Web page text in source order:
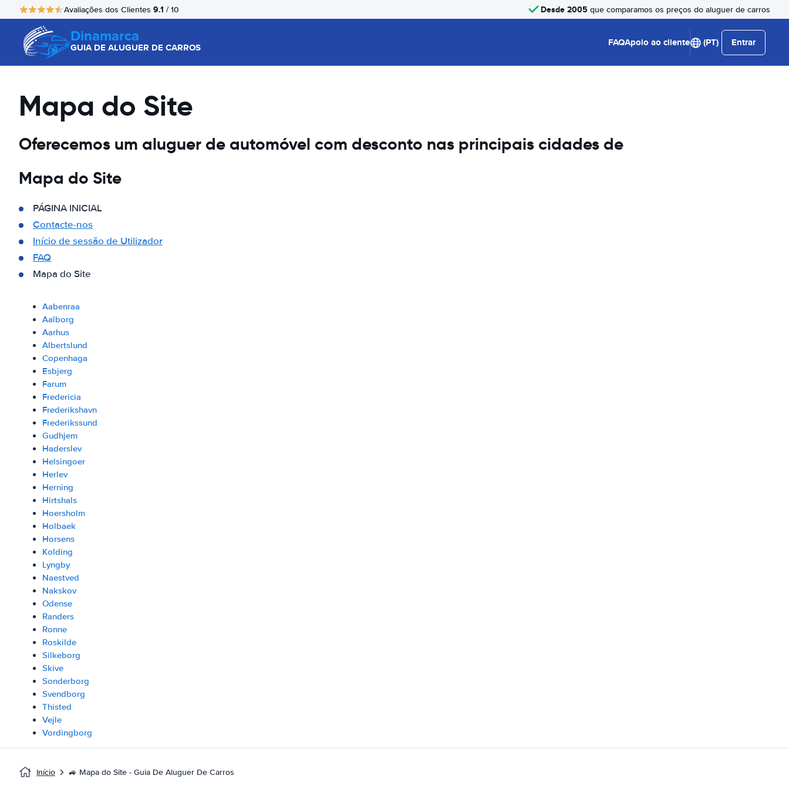
Avaliações dos Clientes 9.1 / 10 Desde 2005 que comparamos os preços do aluguer de carros
Dinamarca
GUIA DE ALUGUER DE CARROS FAQApoio ao cliente (PT) Entrar
Mapa do Site
Oferecemos um aluguer de automóvel com desconto nas principais cidades de
Mapa do Site
PÁGINA INICIAL
Contacte-nos
Início de sessão de Utilizador
FAQ
Mapa do Site
Aabenraa
Aalborg
Aarhus
Albertslund
Copenhaga
Esbjerg
Farum
Fredericia
Frederikshavn
Frederikssund
Gudhjem
Haderslev
Helsingoer
Herlev
Herning
Hirtshals
Hoersholm
Holbaek
Horsens
Kolding
Lyngby
Naestved
Nakskov
Odense
Randers
Ronne
Roskilde
Silkeborg
Skive
Sonderborg
Svendborg
Thisted
Vejle
Vordingborg
Início 🚙 Mapa do Site - Guia De Aluguer De Carros